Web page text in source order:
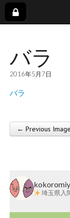
会
福
祉
法
人
蓬
バラ
2016年5月7日
バラ
Post
← Previous Image
埼玉県入